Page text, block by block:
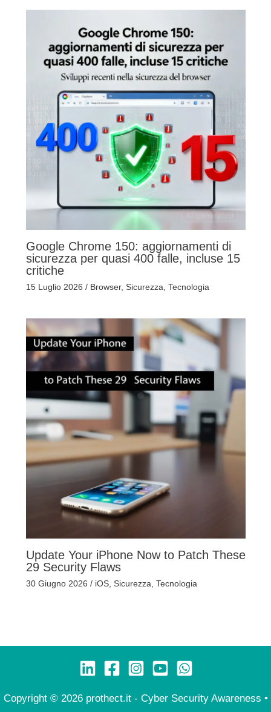
Google Chrome 150: aggiornamenti di
sicurezza per quasi 400 falle, incluse 15
critiche
15 Luglio 2026 / Browser, Sicurezza Tecnologia
Update Your iPhone Now to Patch These
29 Security Flaws
30 Giugno 2026 / iOS, Sicurezza Tecnologia
Copyright © 2026 prothect.it - Cyber Security Awareness •